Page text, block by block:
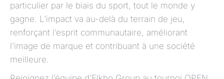
particulier par le biais du sport, tout le monde y
gagne. L’impact va au-delà du terrain de jeu,
renforçant l’esprit communautaire, améliorant
l’image de marque et contribuant à une société
meilleure.